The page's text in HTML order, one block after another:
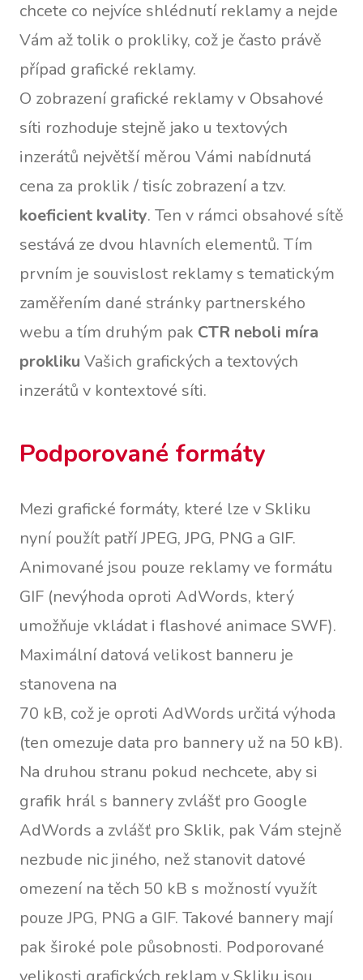
chcete co nejvíce shlédnutí reklamy a nejde
Vám až tolik o prokliky, což je často právě
případ grafické reklamy.
O zobrazení grafické reklamy v Obsahové
síti rozhoduje stejně jako u textových
inzerátů největší měrou Vámi nabídnutá
cena za proklik / tisíc zobrazení a tzv.
koeficient kvality. Ten v rámci obsahové sítě
sestává ze dvou hlavních elementů. Tím
prvním je souvislost reklamy s tematickým
zaměřením dané stránky partnerského
webu a tím druhým pak CTR neboli míra
prokliku Vašich grafických a textových
inzerátů v kontextové síti.
Podporované formáty
Mezi grafické formáty, které lze v Skliku
nyní použít patří JPEG, JPG, PNG a GIF.
Animované jsou pouze reklamy ve formátu
GIF (nevýhoda oproti AdWords, který
umožňuje vkládat i flashové animace SWF).
Maximální datová velikost banneru je
stanovena na
70 kB, což je oproti AdWords určitá výhoda
(ten omezuje data pro bannery už na 50 kB).
Na druhou stranu pokud nechcete, aby si
grafik hrál s bannery zvlášť pro Google
AdWords a zvlášť pro Sklik, pak Vám stejně
nezbude nic jiného, než stanovit datové
omezení na těch 50 kB s možností využít
pouze JPG, PNG a GIF. Takové bannery mají
pak široké pole působnosti. Podporované